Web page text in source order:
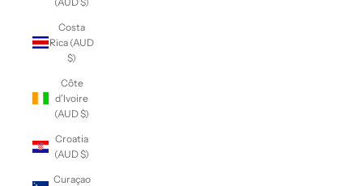
Costa
Rica (AUD
$)
Côte
d’Ivoire
(AUD $)
Croatia
(AUD $)
Curaçao